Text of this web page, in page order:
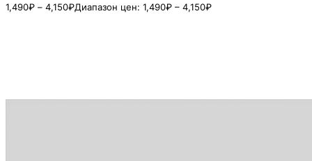
1,490₽ – 4,150₽Диапазон цен: 1,490₽ – 4,150₽